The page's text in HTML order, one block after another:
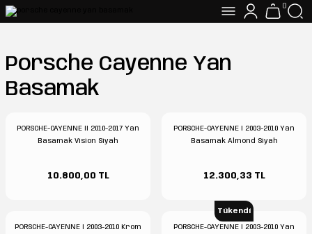
0
Porsche Cayenne Yan
Basamak
PORSCHE-CAYENNE II 2010-2017 Yan
Basamak Vision Siyah
10.800,00 TL
PORSCHE-CAYENNE I 2003-2010 Yan
Basamak Almond Siyah
12.300,33 TL
PORSCHE-CAYENNE I 2003-2010 Krom
Tükendi
PORSCHE-CAYENNE I 2003-2010 Yan